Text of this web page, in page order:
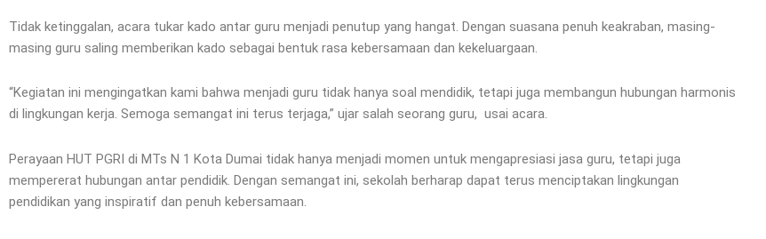
Tidak ketinggalan, acara tukar kado antar guru menjadi penutup yang hangat. Dengan suasana penuh keakraban, masing-
masing guru saling memberikan kado sebagai bentuk rasa kebersamaan dan kekeluargaan.
“Kegiatan ini mengingatkan kami bahwa menjadi guru tidak hanya soal mendidik, tetapi juga membangun hubungan harmonis
di lingkungan kerja. Semoga semangat ini terus terjaga,” ujar salah seorang guru, usai acara.
Perayaan HUT PGRI di MTs N 1 Kota Dumai tidak hanya menjadi momen untuk mengapresiasi jasa guru, tetapi juga
mempererat hubungan antar pendidik. Dengan semangat ini, sekolah berharap dapat terus menciptakan lingkungan
pendidikan yang inspiratif dan penuh kebersamaan.